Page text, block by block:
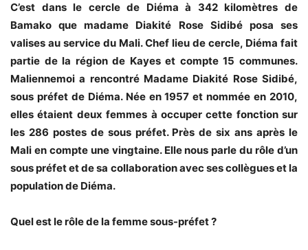
C’est dans le cercle de Diéma à 342 kilomètres de
Bamako que madame Diakité Rose Sidibé posa ses
valises au service du Mali. Chef lieu de cercle, Diéma fait
partie de la région de Kayes et compte 15 communes.
Maliennemoi a rencontré Madame Diakité Rose Sidibé,
sous préfet de Diéma. Née en 1957 et nommée en 2010,
elles étaient deux femmes à occuper cette fonction sur
les 286 postes de sous préfet. Près de six ans après le
Mali en compte une vingtaine. Elle nous parle du rôle d’un
sous préfet et de sa collaboration avec ses collègues et la
population de Diéma.
Quel est le rôle de la femme sous-préfet ?